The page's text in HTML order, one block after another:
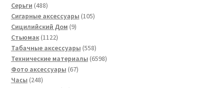
Серьги 488488
товаров
Сигарные аксессуары 105105
Сицилийский Дом 99
Стьюмак 11221122
товара
Табачные аксессуары 558558
товаров
Технические материалы 65986598
Фото аксессуары 6767
Часы 248248